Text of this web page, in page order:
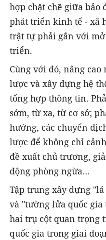
hợp chặt chẽ giữa
phát triển kinh tế - xã
trật tự phải gắn với
triển.
Cùng với đó, nâng
lược và xây dựng hệ
tổng hợp thông tin.
sớm, từ xa, từ cơ sở;
hướng, các chuyển
lược để không chỉ
đề xuất chủ trương,
động phòng ngừa…
Tập trung xây dựng
và "tường lửa quốc
hai trụ cột quan trọng
quốc gia trong giai